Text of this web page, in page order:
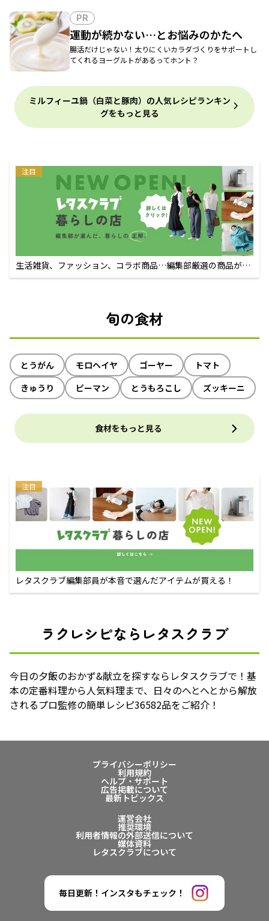
PR
運動が続かない…とお悩みのかたへ
腸活だけじゃない！太りにくいカラダづくりをサポートし
てくれるヨーグルトがあるってホント？
ミルフィーユ鍋（白菜と豚肉）の人気レシピランキン
グをもっと見る
注目
生活雑貨、ファッション、コラボ商品…編集部厳選の商品が買
えるECサイト
旬の食材
とうがん モロヘイヤ ゴーヤー
トマト
きゅうり
ピーマン とうもろこし ズッキーニ
食材をもっと見る
注目
レタスクラブ編集部員が本音で選んだアイテムが買える！
ラクレシピならレタスクラブ
今日の夕飯のおかず&献立を探すならレタスクラブで！基
本の定番料理から人気料理まで、日々のへとへとから解放
されるプロ監修の簡単レシピ36582品をご紹介！
プライバシーポリシー
利用規約
ヘルプ・サポート
広告掲載について
最新トピックス
運営会社
推奨環境
利用者情報の外部送信について
媒体資料
レタスクラブについて
毎日更新！インスタもチェック！